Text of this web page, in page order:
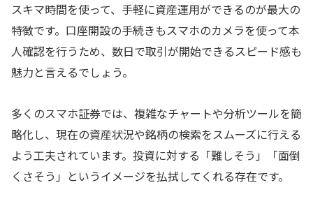
スキマ時間を使って、手軽に資産運用ができるのが最大の
特徴です。口座開設の手続きもスマホのカメラを使って本
人確認を行うため、数日で取引が開始できるスピード感も
魅力と言えるでしょう。
多くのスマホ証券では、複雑なチャートや分析ツールを簡
略化し、現在の資産状況や銘柄の検索をスムーズに行える
よう工夫されています。投資に対する「難しそう」「面倒
くさそう」というイメージを払拭してくれる存在です。